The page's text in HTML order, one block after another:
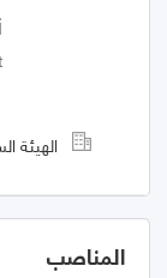
الهيئة
المناصب